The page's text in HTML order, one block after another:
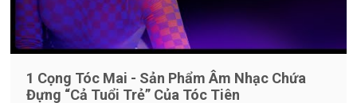
1 Cọng Tóc Mai - Sản Phẩm Âm Nhạc Chứa
Đựng “cả Tuổi Trẻ” Của Tóc Tiên